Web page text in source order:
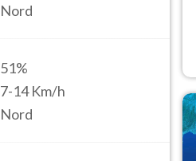
Nord
51%
7-14Km/h
Nord